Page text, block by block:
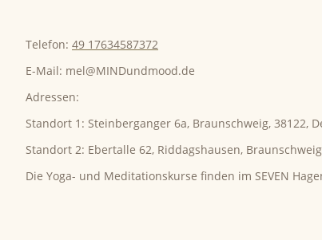
Telefon: 49 17634587372
E-Mail: mel@MINDundmood.de
Adressen:
Standort 1: Steinberganger 6a, Braunschweig, 38122,
Standort 2: Ebertalle 62, Riddagshausen,
Die Yoga- und Meditationskurse finden im SEVEN